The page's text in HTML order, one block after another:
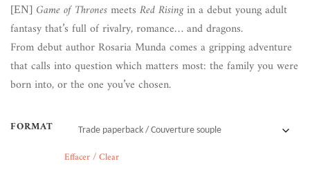
[EN] Game of Thronesmeets Red Risingin a debut young adult
fantasy that’s full of rivalry, romance… and dragons.
From debut author Rosaria Munda comes a gripping adventure
that calls into question which matters most: the family you were
born into, or the one you’ve chosen.
FORMAT
Effacer / Clear